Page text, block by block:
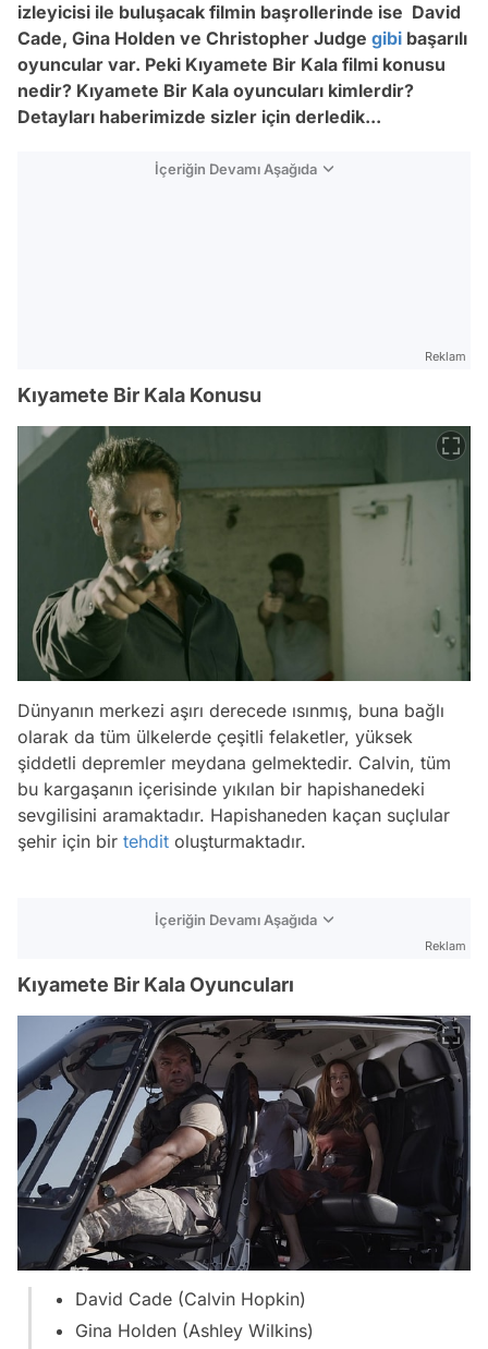
izleyicisi ile buluşacak filmin başrollerinde ise David
Cade, Gina Holden ve Christopher Judge gibi başarılı
oyuncular var. Peki Kıyamete Bir Kala filmi konusu
nedir? Kıyamete Bir Kala oyuncuları kimlerdir?
Detayları haberimizde sizler için derledik...
İçeriğin Devamı Aşağıda
Reklam
Kıyamete Bir Kala Konusu
Dünyanın merkezi aşırı derecede ısınmış, buna bağlı
olarak da tüm ülkelerde çeşitli felaketler, yüksek
şiddetli depremler meydana gelmektedir. Calvin, tüm
bu kargaşanın içerisinde yıkılan bir hapishanedeki
sevgilisini aramaktadır. Hapishaneden kaçan suçlular
şehir için bir tehdit oluşturmaktadır.
İçeriğin Devamı Aşağıda
Reklam
Kıyamete Bir Kala Oyuncuları
David Cade (Calvin Hopkin)
Gina Holden (Ashley Wilkins)